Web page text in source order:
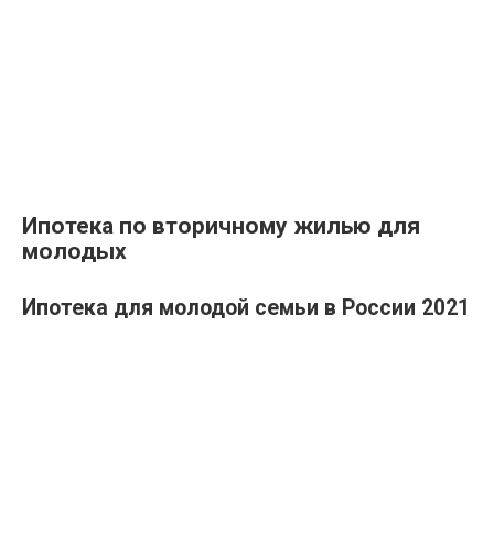
Ипотека по вторичному жилью для
молодых
Ипотека для молодой семьи в России 2021